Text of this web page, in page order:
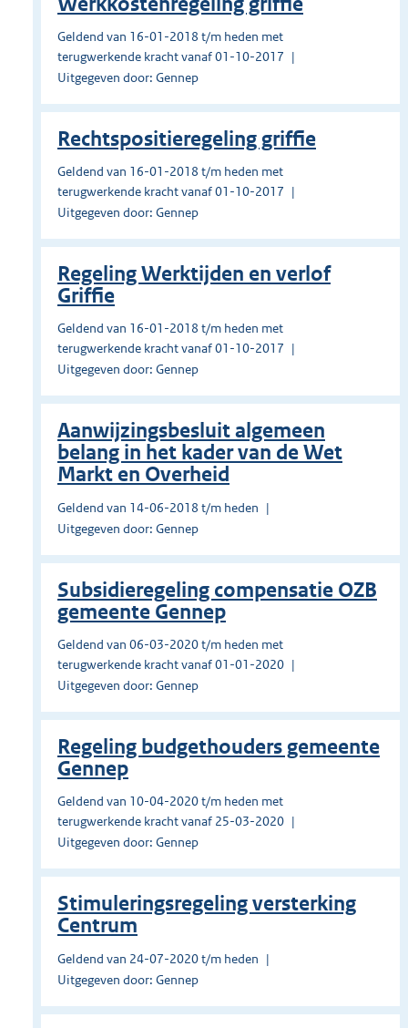
Geldend van 16-01-2018 t/m heden met
terugwerkende kracht vanaf 01-10-2017
Uitgegeven door: Gennep
Rechtspositieregeling griffie
Geldend van 16-01-2018 t/m heden met
terugwerkende kracht vanaf 01-10-2017
Uitgegeven door: Gennep
Regeling Werktijden en verlof
Griffie
Geldend van 16-01-2018 t/m heden met
terugwerkende kracht vanaf 01-10-2017
Uitgegeven door: Gennep
Aanwijzingsbesluit algemeen
belang in het kader van de Wet
Markt en Overheid
Geldend van 14-06-2018 t/m heden
Uitgegeven door: Gennep
Subsidieregeling compensatie OZB
gemeente Gennep
Geldend van 06-03-2020 t/m heden met
terugwerkende kracht vanaf 01-01-2020
Uitgegeven door: Gennep
Regeling budgethouders gemeente
Gennep
Geldend van 10-04-2020 t/m heden met
terugwerkende kracht vanaf 25-03-2020
Uitgegeven door: Gennep
Stimuleringsregeling versterking
Centrum
Geldend van 24-07-2020 t/m heden
Uitgegeven door: Gennep